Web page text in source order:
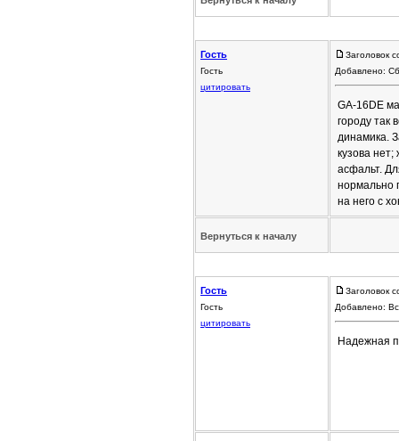
Гость
Гость
цитировать
Заголовок
Добавлено:
GA-16DE
городу так
динамика.
кузова
асфальт.
нормально
на него с
Вернуться к началу
Гость
Гость
цитировать
Заголовок
Добавлено:
Надежная